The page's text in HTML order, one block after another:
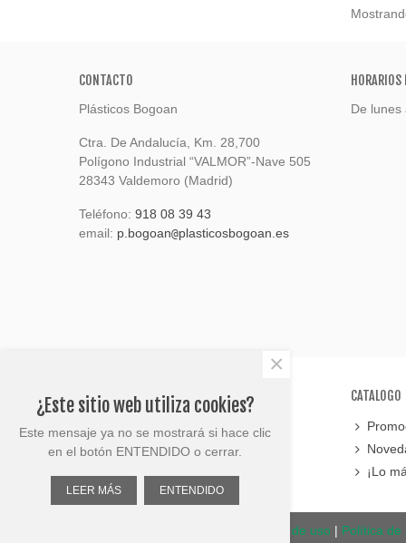
CONTACTO
Plásticos Bogoan
Ctra. De Andalucía, Km. 28,700
Polígono Industrial “VALMOR”-Nave 505
28343 Valdemoro (Madrid)
Teléfono: 918 08 39 43
email: p.bogoan@plasticosbogoan.es
HORARIOS
De lunes
SOPORTE
Mapa del sitio
CATALOGO
¡Lo
Términos de uso | Política de
¿Este sitio web utiliza cookies?
Este mensaje ya no se mostrará si hace clic
en el botón ENTENDIDO o cerrar.
LEER MÁS ENTENDIDO
×